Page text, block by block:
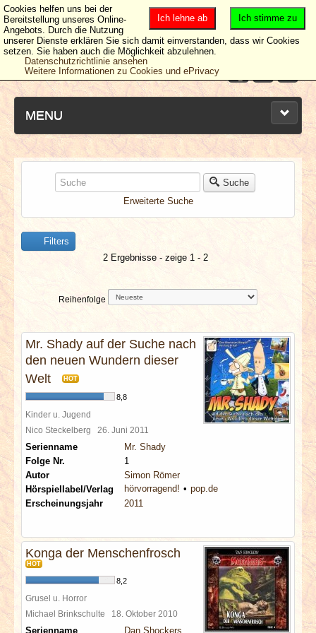
MENU
NEUESTE ARTIKEL
NEWS & DATES
BERICHTE
VERLOSUNGEN
SPECIALS
REDAKTION
LINKS
ARCHIV
Suche
Erweiterte Suche
Filters
2 Ergebnisse - zeige 1 - 2
Reihenfolge
Mr. Shady auf der Suche nach
den neuen Wundern dieser
Welt
HOT
8,8
Kinder u. Jugend
Nico Steckelberg 26. Juni 2011
Serienname
Mr. Shady
Folge Nr.
1
Autor
Simon Römer
Hörspiellabel/Verlag
hörvorragend!
pop.de
Erscheinungsjahr
2011
Konga der Menschenfrosch
HOT
8,2
Grusel u. Horror
Michael Brinkschulte 18. Oktober 2010
Serienname Dan Shockers
Ich stimme zu
Ich lehne ab
Cookies helfen uns bei der
Bereitstellung unseres Online-
Angebots. Durch die Nutzung
unserer Dienste erklären Sie sich damit einverstanden, dass wir Cookies
setzen. Sie haben auch die Möglichkeit abzulehnen.
Datenschutzrichtlinie ansehen
Weitere Informationen zu Cookies und ePrivacy